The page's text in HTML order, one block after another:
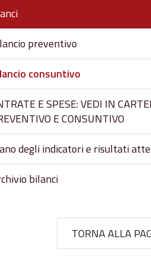
preventivo
consuntivo
E SPESE: VEDI IN
E CONSUNTIVO
degli indicatori e risultati
bilanci
TORNA ALLA